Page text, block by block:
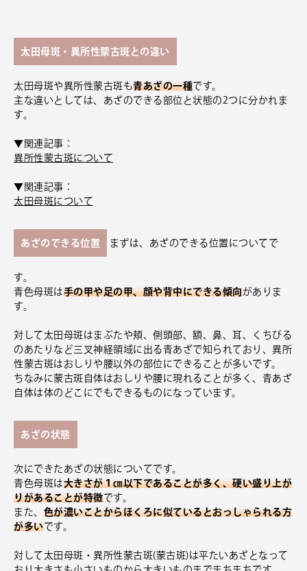
太田母斑・異所性蒙古斑との違い
太田母斑や異所性蒙古斑も青あざの一種です。
主な違いとしては、あざのできる部位と状態の2つに分かれま
す。
▼関連記事：
異所性蒙古斑について
▼関連記事：
太田母斑について
あざのできる位置 まずは、あざのできる位置についてで
す。
青色母斑は手の甲や足の甲、顔や背中にできる傾向がありま
す。
対して太田母斑はまぶたや頬、側頭部、額、鼻、耳、くちびる
のあたりなど三叉神経領域に出る青あざで知られており、異所
性蒙古斑はおしりや腰以外の部位にできることが多いです。
ちなみに蒙古斑自体はおしりや腰に現れることが多く、青あざ
自体は体のどこにでもできるものになっています。
あざの状態
次にできたあざの状態についてです。
青色母斑は大きさが１㎝以下であることが多く、硬い盛り上が
りがあることが特徴です。
また、 色が濃いことからほくろに似ているとおっしゃられる方
が多いです。
対して太田母斑・異所性蒙古斑(蒙古斑)は平たいあざとなって